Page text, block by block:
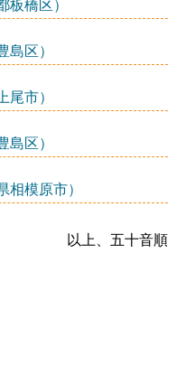
橋区）
区）
市）
区）
模原市）
以上、五十音順